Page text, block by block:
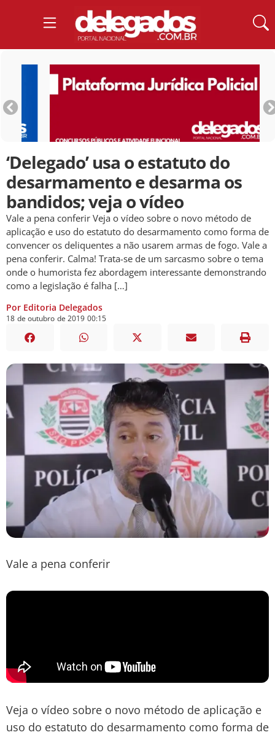
‘Delegado’ usa o estatuto do
desarmamento e desarma os
bandidos; veja o vídeo
Vale a pena conferir Veja o vídeo sobre o novo método de
aplicação e uso do estatuto do desarmamento como forma de
convencer os deliquentes a não usarem armas de fogo. Vale a
pena conferir. Calma! Trata-se de um sarcasmo sobre o tema
onde o humorista fez abordagem interessante demonstrando
como a legislação é falha […]
Por Editoria Delegados
18 de outubro de 2019 00:15
Vale a pena conferir
Veja o vídeo sobre o novo método de aplicação e
uso do estatuto do desarmamento como forma de